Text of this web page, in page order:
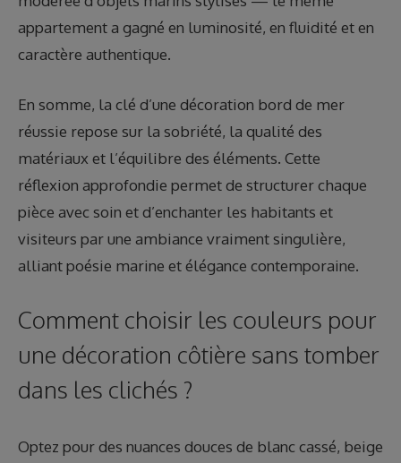
appartement a gagné en luminosité, en fluidité et en
caractère authentique.
En somme, la clé d’une décoration bord de mer
réussie repose sur la sobriété, la qualité des
matériaux et l’équilibre des éléments. Cette
réflexion approfondie permet de structurer chaque
pièce avec soin et d’enchanter les habitants et
visiteurs par une ambiance vraiment singulière,
alliant poésie marine et élégance contemporaine.
Comment choisir les couleurs pour
une décoration côtière sans tomber
dans les clichés ?
Optez pour des nuances douces de blanc cassé, beige